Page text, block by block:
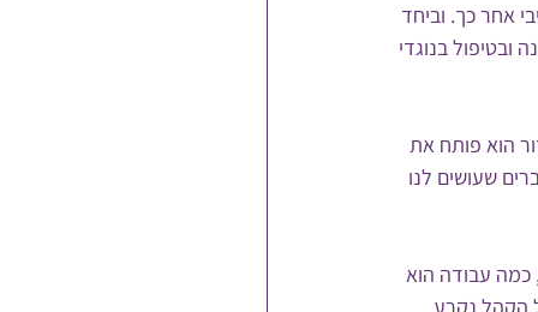
אחר כך. וביחד
ובטיפול בנוגדי
הוא פותח את
שעושים לנו
כמה עבודה הוא